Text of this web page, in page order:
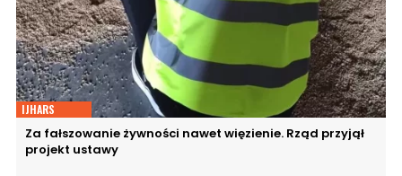
IJHARS
Za fałszowanie żywności nawet więzienie. Rząd przyjął
projekt ustawy